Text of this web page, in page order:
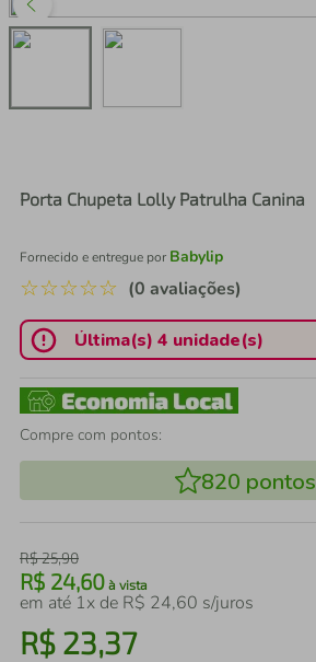
Porta Chupeta Lolly Patrulha Canina
Fornecido e entregue por Babylip
☆☆☆☆☆ (0 avaliações)
Última(s) 4 unidade(s)
Compre com pontos:
820 pontos
R$25,90
R$ 24,60 à vista
em até 1x de R$ 24,60 s/juros
R$ 23,37
perfume